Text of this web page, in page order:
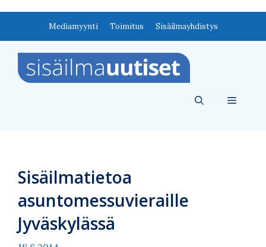
Mediamyynti Toimitus Sisäilmayhdistys
Valikko
Sisäilmatietoa
asuntomessuvieraille
Jyväskylässä